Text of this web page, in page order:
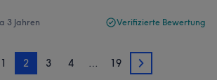
3 Jahren Verifizierte Bewertung
1 2 3 4 … 19 3